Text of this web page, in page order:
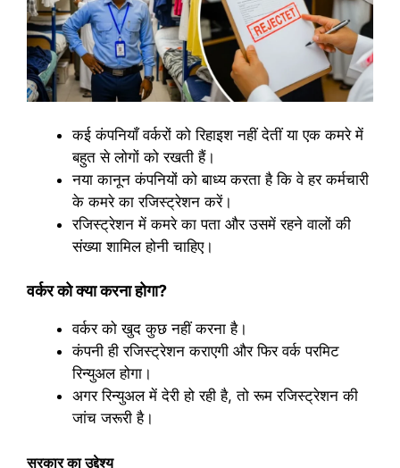
कई कंपनियाँ वर्करों को रिहाइश नहीं देतीं या एक कमरे में
बहुत से लोगों को रखती हैं।
नया कानून कंपनियों को बाध्य करता है कि वे हर कर्मचारी
के कमरे का रजिस्ट्रेशन करें।
रजिस्ट्रेशन में कमरे का पता और उसमें रहने वालों की
संख्या शामिल होनी चाहिए।
वर्कर को क्या करना होगा?
वर्कर को खुद कुछ नहीं करना है।
कंपनी ही रजिस्ट्रेशन कराएगी और फिर वर्क परमिट
रिन्युअल होगा।
अगर रिन्युअल में देरी हो रही है, तो रूम रजिस्ट्रेशन की
जांच जरूरी है।
सरकार का उद्देश्य